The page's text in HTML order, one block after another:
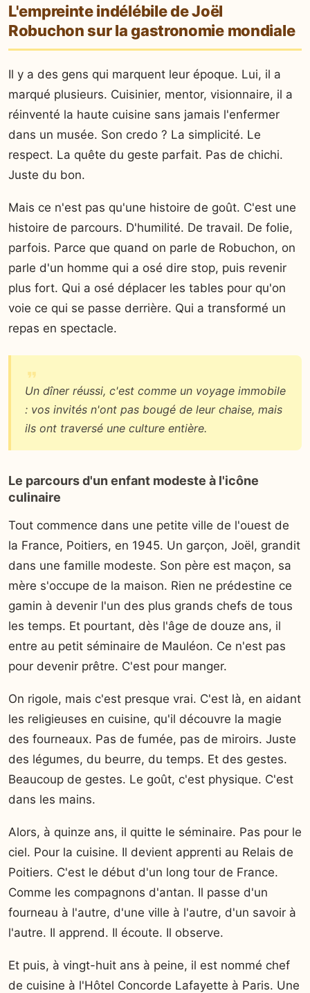
L'empreinte indélébile de Joël
Robuchon sur la gastronomie mondiale
Il y a des gens qui marquent leur époque. Lui, il a
marqué plusieurs. Cuisinier, mentor, visionnaire, il a
réinventé la haute cuisine sans jamais l'enfermer
dans un musée. Son credo ? La simplicité. Le
respect. La quête du geste parfait. Pas de chichi.
Juste du bon.
Mais ce n'est pas qu'une histoire de goût. C'est une
histoire de parcours. D'humilité. De travail. De folie,
parfois. Parce que quand on parle de Robuchon, on
parle d'un homme qui a osé dire stop, puis revenir
plus fort. Qui a osé déplacer les tables pour qu'on
voie ce qui se passe derrière. Qui a transformé un
repas en spectacle.
Un dîner réussi, c'est comme un voyage immobile
: vos invités n'ont pas bougé de leur chaise, mais
ils ont traversé une culture entière.
Le parcours d'un enfant modeste à l'icône
culinaire
Tout commence dans une petite ville de l'ouest de
la France, Poitiers, en 1945. Un garçon, Joël, grandit
dans une famille modeste. Son père est maçon, sa
mère s'occupe de la maison. Rien ne prédestine ce
gamin à devenir l'un des plus grands chefs de tous
les temps. Et pourtant, dès l'âge de douze ans, il
entre au petit séminaire de Mauléon. Ce n'est pas
pour devenir prêtre. C'est pour manger.
On rigole, mais c'est presque vrai. C'est là, en aidant
les religieuses en cuisine, qu'il découvre la magie
des fourneaux. Pas de fumée, pas de miroirs. Juste
des légumes, du beurre, du temps. Et des gestes.
Beaucoup de gestes. Le goût, c'est physique. C'est
dans les mains.
Alors, à quinze ans, il quitte le séminaire. Pas pour le
ciel. Pour la cuisine. Il devient apprenti au Relais de
Poitiers. C'est le début d'un long tour de France.
Comme les compagnons d'antan. Il passe d'un
fourneau à l'autre, d'une ville à l'autre, d'un savoir à
l'autre. Il apprend. Il écoute. Il observe.
Et puis, à vingt-huit ans à peine, il est nommé chef
de cuisine à l'Hôtel Concorde Lafayette à Paris. Une